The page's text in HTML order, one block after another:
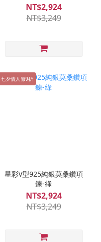
NT$2,924
NT$3,249
七夕情人節9折
星彩V型925純銀莫桑鑽項
鍊-綠
NT$2,924
NT$3,249